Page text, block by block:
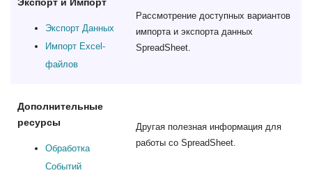
Экспорт Данных
Импорт Excel-
файлов
Рассмотрение доступных вариантов
импорта и экспорта данных
SpreadSheet.
Дополнительные
ресурсы
Обработка
Событий
Другая полезная информация для
работы со SpreadSheet.